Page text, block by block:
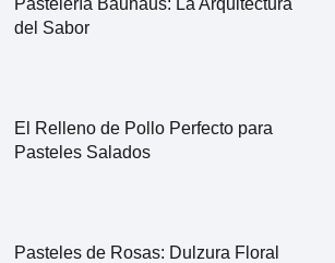
del Sabor
El Relleno de Pollo Perfecto para
Pasteles Salados
Pasteles de Rosas: Dulzura Floral